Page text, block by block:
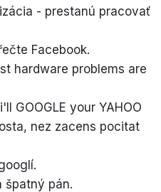
- prestanú pracovať
Facebook.
hardware problems are
GOOGLE your YAHOO
nez zacens pocitat
špatný pán.